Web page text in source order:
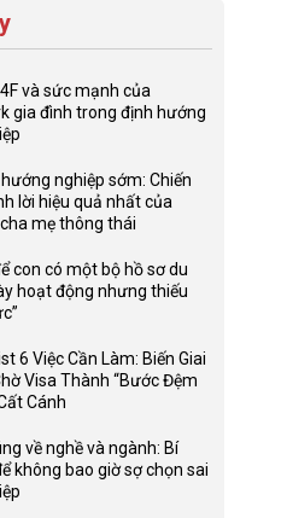
và sức mạnh của
gia đình trong định hướng
nghiệp sớm: Chiến
lời hiệu quả nhất của
mẹ thông thái
con có một bộ hồ sơ du
hoạt động nhưng thiếu
6 Việc Cần Làm: Biến Giai
Visa Thành “Bước Đệm
Cánh
về nghề và ngành: Bí
không bao giờ sợ chọn sai